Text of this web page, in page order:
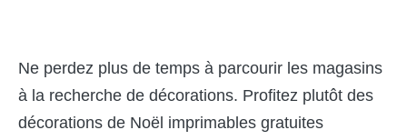
Ne perdez plus de temps à parcourir les magasins
à la recherche de décorations. Profitez plutôt des
décorations de Noël imprimables gratuites